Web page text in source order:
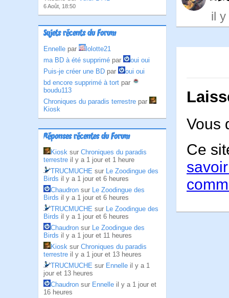
6 Août, 18:50
Sujets récents du Forum
Ennelle par
lolotte21
ma BD à été supprimé par
oui oui
Puis-je créer une BD par
oui oui
bd encore supprimé à tort par
boudu113
Chroniques du paradis terrestre par
Kiosk
Réponses récentes du Forum
Kiosk sur Chroniques du paradis
terrestre il y a 1 jour et 1 heure
TRUCMUCHE sur Le Zoodingue des
Birds il y a 1 jour et 6 heures
Chaudron sur Le Zoodingue des
Birds il y a 1 jour et 6 heures
TRUCMUCHE sur Le Zoodingue des
Birds il y a 1 jour et 6 heures
Chaudron sur Le Zoodingue des
Birds il y a 1 jour et 11 heures
Kiosk sur Chroniques du paradis
terrestre il y a 1 jour et 13 heures
TRUCMUCHE sur Ennelle il y a 1
jour et 13 heures
Chaudron sur Ennelle il y a 1 jour et
16 heures
il
Vous
Ce